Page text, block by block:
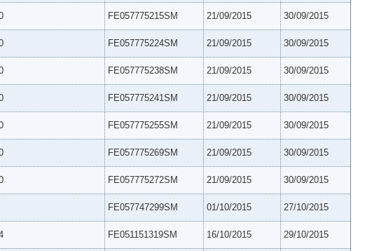
FE057775215SM 21/09/2015 30/09/2015
FE057775224SM 21/09/2015 30/09/2015
FE057775238SM 21/09/2015 30/09/2015
FE057775241SM 21/09/2015 30/09/2015
FE057775255SM 21/09/2015 30/09/2015
FE057775269SM 21/09/2015 30/09/2015
FE057775272SM 21/09/2015 30/09/2015
FE057747299SM 01/10/2015 27/10/2015
FE051151319SM 16/10/2015 29/10/2015